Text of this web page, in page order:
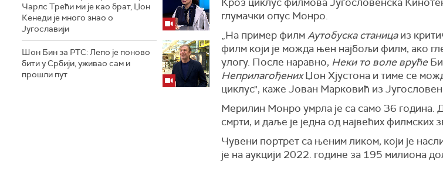
Чарлс Трећи ми је као брат, Џон
Кенеди је много знао о
Југославији
Шон Бин за РТС: Лепо је поново
бити у Србији, уживао сам и
прошли пут
глумачки опус Монро.
„На пример филмАутобуска станицаиз
филм који је можда њен најбољи филм, ако
улогу. После наравно, Неки то воле вруће
НеприлагођенихЏон Хјустона и тиме се
циклус", каже Јован Марковић из
Мерилин Монро умрла је са само 36 година.
смрти, и даље је једна од највећих филмских
Чувени портрет са њеним ликом, који је
је на аукцији 2022. године за 195 милиона